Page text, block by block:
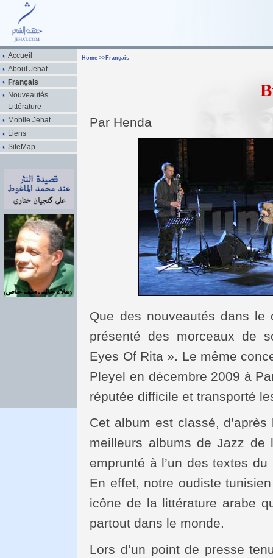
Accueil
About Jehat
Français
Nouveautés
Littérature
Mobile Jehat
Liens
SiteMap
Home >> Français
Par Henda
Que des nouveautés dans le
présenté des morceaux de
Eyes Of Rita ». Le même
Pleyel en décembre 2009 à
réputée difficile et transporté
Cet album est classé,
meilleurs albums de Jazz de
emprunté à l’un des textes
En effet, notre oudiste
icône de la littérature arabe
partout dans le monde.
Lors d’un point de presse